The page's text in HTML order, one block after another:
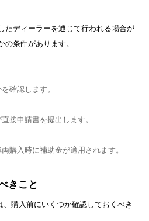
たディーラーを通じて行われる場合が
条件があります。
確認します。
接申請書を提出します。
購入時に補助金が適用されます。
きこと
購入前にいくつか確認しておくべき